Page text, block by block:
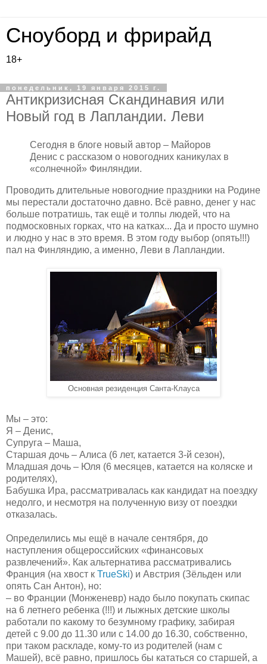
Сноуборд и фрирайд
18+
понедельник, 19 января 2015 г.
Антикризисная Скандинавия или
Новый год в Лапландии. Леви
Сегодня в блоге новый автор – Майоров
Денис с рассказом о новогодних каникулах в
«солнечной» Финляндии.
Проводить длительные новогодние праздники на Родине
мы перестали достаточно давно. Всё равно, денег у нас
больше потратишь, так ещё и толпы людей, что на
подмосковных горках, что на катках... Да и просто шумно
и людно у нас в это время. В этом году выбор (опять!!!)
пал на Финляндию, а именно, Леви в Лапландии.
Основная резиденция Санта-Клауса
Мы – это:
Я – Денис,
Супруга – Маша,
Старшая дочь – Алиса (6 лет, катается 3-й сезон),
Младшая дочь – Юля (6 месяцев, катается на коляске и
родителях),
Бабушка Ира, рассматривалась как кандидат на поездку
недолго, и несмотря на полученную визу от поездки
отказалась.
Определились мы ещё в начале сентября, до
наступления общероссийских «финансовых
развлечений». Как альтернатива рассматривались
Франция (на хвост к TrueSki) и Австрия (Зёльден или
опять Сан Антон), но:
– во Франции (Монженевр) надо было покупать скипас
на 6 летнего ребенка (!!!) и лыжных детские школы
работали по какому то безумному графику, забирая
детей с 9.00 до 11.30 или с 14.00 до 16.30, собственно,
при таком раскладе, кому-то из родителей (нам с
Машей), всё равно, пришлось бы кататься со старшей, а